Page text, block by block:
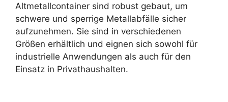
Altmetallcontainer sind robust gebaut, um
schwere und sperrige Metallabfälle sicher
aufzunehmen. Sie sind in verschiedenen
Größen erhältlich und eignen sich sowohl für
industrielle Anwendungen als auch für den
Einsatz in Privathaushalten.